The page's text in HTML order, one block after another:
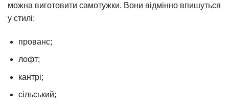
можна виготовити самотужки. Вони відмінно впишуться
у стилі:
прованс;
лофт;
кантрі;
сільський;